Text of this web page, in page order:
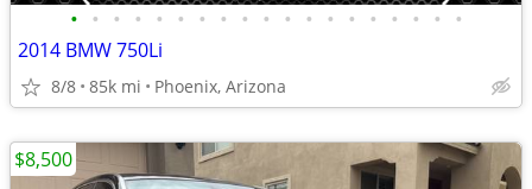
• • • • • • • • • • • • • • • • • • •
2014 BMW 750Li
8/8 85k mi Phoenix, Arizona
$8,500